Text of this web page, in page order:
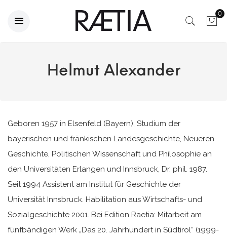
0
Helmut Alexander
Geboren 1957 in Elsenfeld (Bayern), Studium der
bayerischen und fränkischen Landesgeschichte, Neueren
Geschichte, Politischen Wissenschaft und Philosophie an
den Universitäten Erlangen und Innsbruck, Dr. phil. 1987.
Seit 1994 Assistent am Institut für Geschichte der
Universität Innsbruck. Habilitation aus Wirtschafts- und
Sozialgeschichte 2001. Bei Edition Raetia: Mitarbeit am
fünfbändigen Werk „Das 20. Jahrhundert in Südtirol“ (1999-